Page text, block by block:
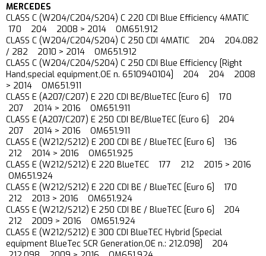
MERCEDES
CLASS C (W204/C204/S204) C 220 CDI Blue Efficiency 4MATIC
170 204 2008 > 2014 OM651.912
CLASS C (W204/C204/S204) C 250 CDI 4MATIC 204 204.082
/ 282 2010 > 2014 OM651.912
CLASS C (W204/C204/S204) C 250 CDI Blue Efficiency [Right
Hand,special equipment,OE n. 6510940104] 204 204 2008
> 2014 OM651.911
CLASS E (A207/C207) E 220 CDI BE/BlueTEC [Euro 6] 170
207 2014 > 2016 OM651.911
CLASS E (A207/C207) E 250 CDI BE/BlueTEC [Euro 6] 204
207 2014 > 2016 OM651.911
CLASS E (W212/S212) E 200 CDI BE / BlueTEC [Euro 6] 136
212 2014 > 2016 OM651.925
CLASS E (W212/S212) E 220 BlueTEC 177 212 2015 > 2016
OM651.924
CLASS E (W212/S212) E 220 CDI BE / BlueTEC [Euro 6] 170
212 2013 > 2016 OM651.924
CLASS E (W212/S212) E 250 CDI BE / BlueTEC [Euro 6] 204
212 2009 > 2016 OM651.924
CLASS E (W212/S212) E 300 CDI BlueTEC Hybrid [Special
equipment BlueTec SCR Generation,OE n.: 212.098] 204